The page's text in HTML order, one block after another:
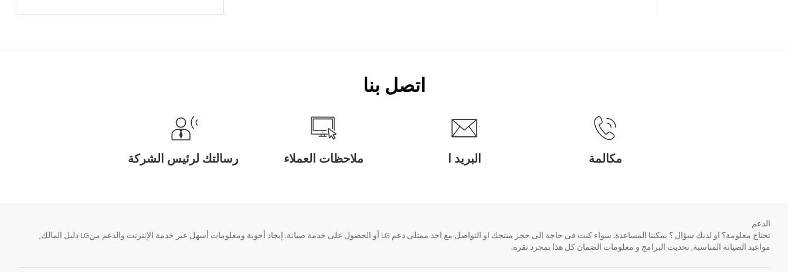
اتصل بنا
مكالمة البريد ا ملاحظات العملاء رسالتك لرئيس الشركة
الدعم
تحتاج معلومة؟ او لديك سؤال ؟ يمكننا المساعدة. سواء كنت فى حاجة الى حجز منتجك او التواصل مع احد ممثلى دعم LG أو الحصول على خدمة صيانة. إيجاد أجوبة ومعلومات أسهل عبر خدمة الإنترنت والدعم منLG دليل المالك,
مواعيد الصيانة المناسبة, تحديث البرامج و معلومات الضمان كل هذا بمجرد نقرة.